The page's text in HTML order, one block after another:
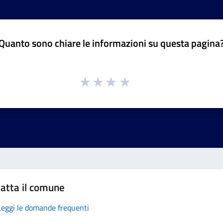
sono chiare le informazioni su questa
il comune
le domande frequenti